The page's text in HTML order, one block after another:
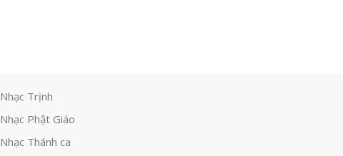
Nhạc Trịnh
Nhạc Phật Giáo
Nhạc Thánh ca